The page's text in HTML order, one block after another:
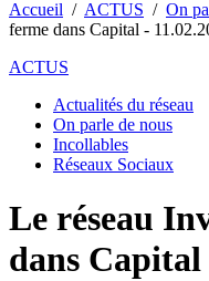
Accueil / ACTUS / On
ferme dans Capital -
ACTUS
Actualités du réseau
On parle de nous
Incollables
Réseaux Sociaux
Le réseau
dans Capital